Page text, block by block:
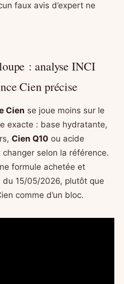
faux avis d’expert ne
: analyse INCI
Cien précise
Cien se joue moins sur le
exacte : base hydratante,
Cien Q10 ou acide
selon la référence.
formule achetée et
15/05/2026, plutôt que
comme d’un bloc.